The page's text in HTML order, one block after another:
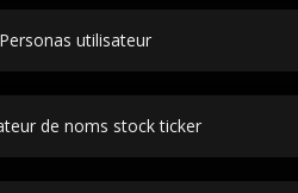
Personas utilisateur
de noms stock ticker